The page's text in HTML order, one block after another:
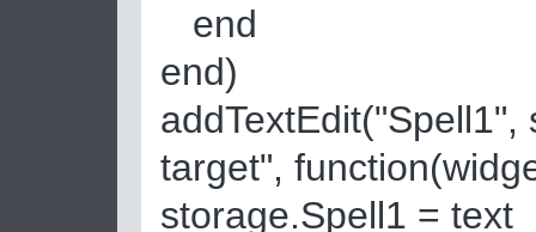
end
end)
target",
storage.Spell1 = text